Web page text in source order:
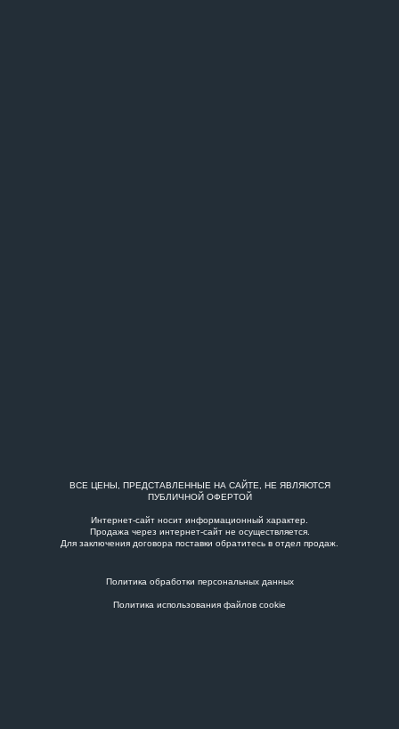
ВСЕ ЦЕНЫ, ПРЕДСТАВЛЕННЫЕ НА САЙТЕ, НЕ ЯВЛЯЮТСЯ
ПУБЛИЧНОЙ ОФЕРТОЙ
Интернет-сайт носит информационный характер.
Продажа через интернет-сайт не осуществляется.
Для заключения договора поставки обратитесь в отдел продаж
Политика обработки персональных данных
Политика использования файлов cookie